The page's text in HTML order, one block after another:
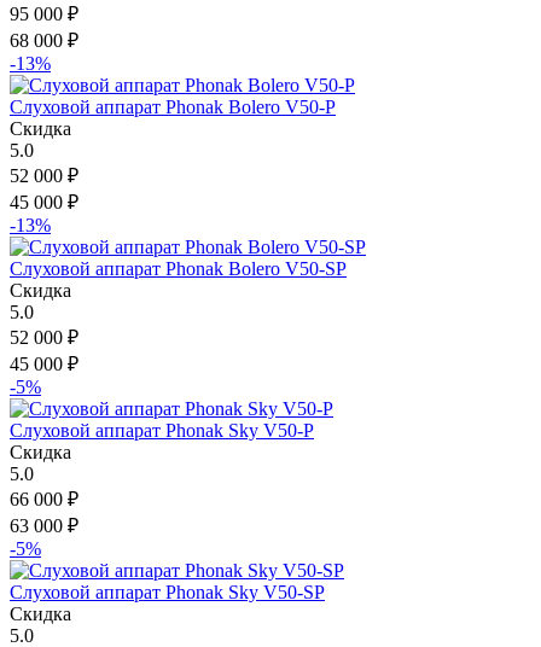
95 000 ₽
68 000 ₽
-13%
Слуховой аппарат Phonak Bolero V50-P
Скидка
5.0
52 000 ₽
45 000 ₽
-13%
Слуховой аппарат Phonak Bolero V50-SP
Скидка
5.0
52 000 ₽
45 000 ₽
-5%
Слуховой аппарат Phonak Sky V50-P
Скидка
5.0
66 000 ₽
63 000 ₽
-5%
Слуховой аппарат Phonak Sky V50-SP
Скидка
5.0